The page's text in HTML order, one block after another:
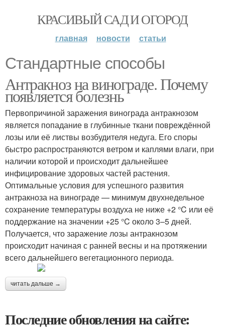
КРАСИВЫЙ САД И ОГОРОД
главная новости статьи
Стандартные способы
Антракноз на винограде. Почему
появляется болезнь
Первопричиной заражения винограда антракнозом
является попадание в глубинные ткани повреждённой
лозы или её листвы возбудителя недуга. Его споры
быстро распространяются ветром и каплями влаги, при
наличии которой и происходит дальнейшее
инфицирование здоровых частей растения.
Оптимальные условия для успешного развития
антракноза на винограде — минимум двухнедельное
сохранение температуры воздуха не ниже +2 °C или её
поддержание на значении +25 °C около 3–5 дней.
Получается, что заражение лозы антракнозом
происходит начиная с ранней весны и на протяжении
всего дальнейшего вегетационного периода.
читать дальше →
Последние обновления на сайте: